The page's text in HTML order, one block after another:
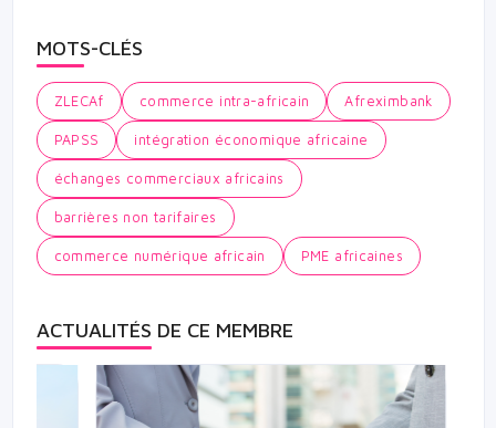
MOTS-CLÉS
ZLECAf commerce intra-africain Afreximbank
PAPSS intégration économique africaine
échanges commerciaux africains
barrières non tarifaires
commerce numérique africain PME africaines
ACTUALITÉS DE CE MEMBRE